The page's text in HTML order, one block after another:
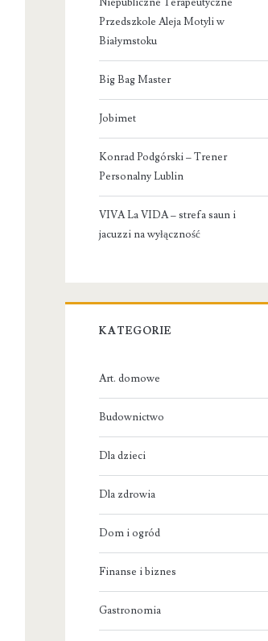
Przedszkole Aleja Motyli w
Białymstoku
Big Bag Master
Jobimet
Konrad Podgórski – Trener
Personalny Lublin
VIVA La VIDA – strefa saun i
jacuzzi na wyłączność
KATEGORIE
Art. domowe
Budownictwo
Dla dzieci
Dla zdrowia
Dom i ogród
Finanse i biznes
Gastronomia